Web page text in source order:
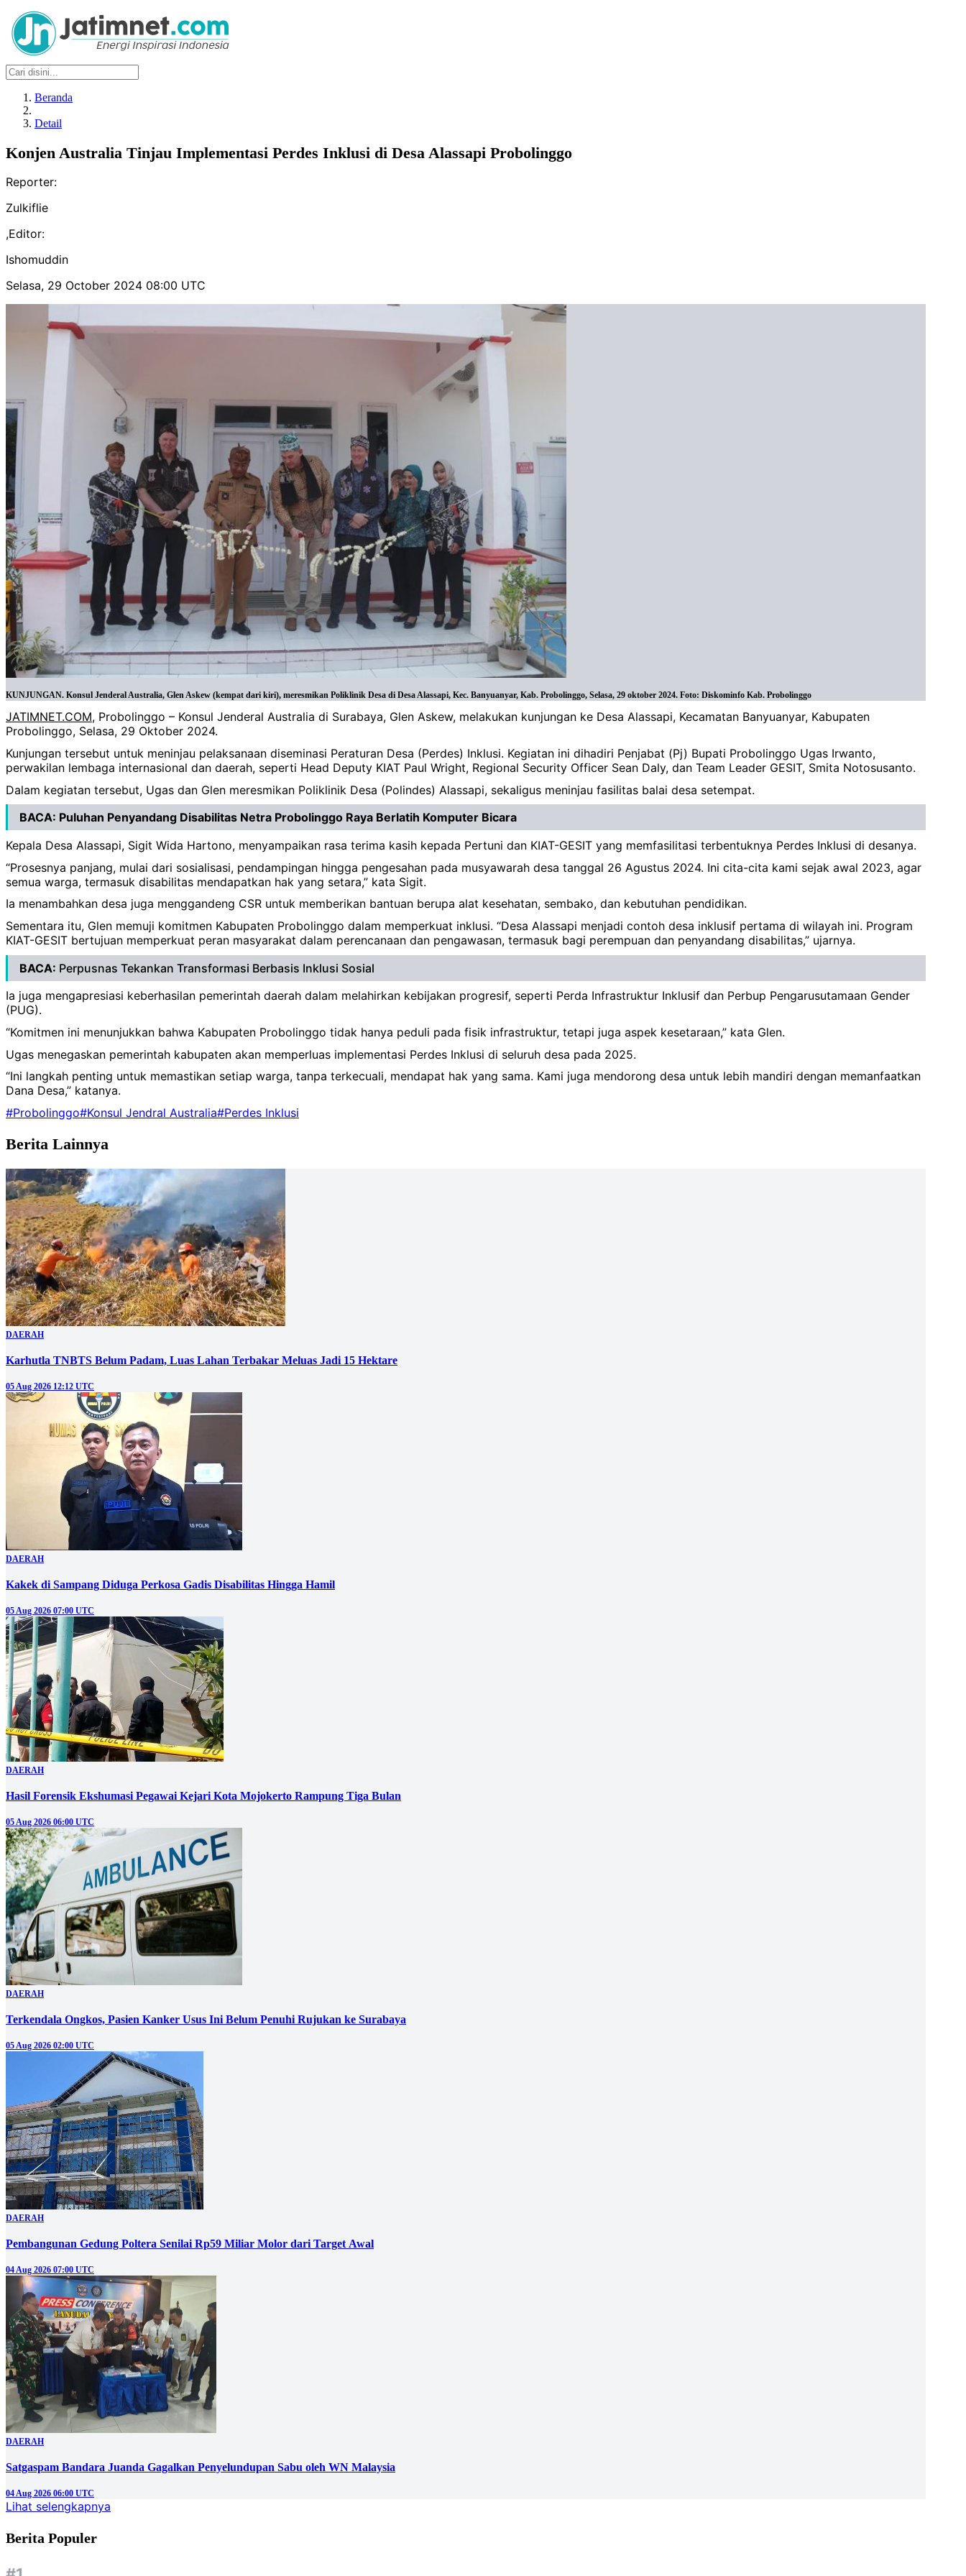
Beranda
Detail
Konjen Australia Tinjau Implementasi Perdes Inklusi di Desa Alassapi Probolinggo
Reporter:
Zulkiflie
,Editor:
Ishomuddin
Selasa, 29 October 2024 08:00 UTC
KUNJUNGAN. Konsul Jenderal Australia, Glen Askew (kempat dari kiri), meresmikan Poliklinik Desa di Desa Alassapi, Kec. Banyuanyar, Kab. Probolinggo, Selasa, 29 oktober 2024. Foto: Diskominfo Kab. Probolinggo
JATIMNET.COM, Probolinggo – Konsul Jenderal Australia di Surabaya, Glen Askew, melakukan kunjungan ke Desa Alassapi, Kecamatan Banyuanyar, Kabupaten
Probolinggo, Selasa, 29 Oktober 2024.
Kunjungan tersebut untuk meninjau pelaksanaan diseminasi Peraturan Desa (Perdes) Inklusi. Kegiatan ini dihadiri Penjabat (Pj) Bupati Probolinggo Ugas Irwanto,
perwakilan lembaga internasional dan daerah, seperti Head Deputy KIAT Paul Wright, Regional Security Officer Sean Daly, dan Team Leader GESIT, Smita Notosusanto.
Dalam kegiatan tersebut, Ugas dan Glen meresmikan Poliklinik Desa (Polindes) Alassapi, sekaligus meninjau fasilitas balai desa setempat.
BACA: Puluhan Penyandang Disabilitas Netra Probolinggo Raya Berlatih Komputer Bicara
Kepala Desa Alassapi, Sigit Wida Hartono, menyampaikan rasa terima kasih kepada Pertuni dan KIAT-GESIT yang memfasilitasi terbentuknya Perdes Inklusi di desanya.
“Prosesnya panjang, mulai dari sosialisasi, pendampingan hingga pengesahan pada musyawarah desa tanggal 26 Agustus 2024. Ini cita-cita kami sejak awal 2023, agar
semua warga, termasuk disabilitas mendapatkan hak yang setara,” kata Sigit.
Ia menambahkan desa juga menggandeng CSR untuk memberikan bantuan berupa alat kesehatan, sembako, dan kebutuhan pendidikan.
Sementara itu, Glen memuji komitmen Kabupaten Probolinggo dalam memperkuat inklusi. “Desa Alassapi menjadi contoh desa inklusif pertama di wilayah ini. Program
KIAT-GESIT bertujuan memperkuat peran masyarakat dalam perencanaan dan pengawasan, termasuk bagi perempuan dan penyandang disabilitas,” ujarnya.
BACA: Perpusnas Tekankan Transformasi Berbasis Inklusi Sosial
Ia juga mengapresiasi keberhasilan pemerintah daerah dalam melahirkan kebijakan progresif, seperti Perda Infrastruktur Inklusif dan Perbup Pengarusutamaan Gender
(PUG).
“Komitmen ini menunjukkan bahwa Kabupaten Probolinggo tidak hanya peduli pada fisik infrastruktur, tetapi juga aspek kesetaraan,” kata Glen.
Ugas menegaskan pemerintah kabupaten akan memperluas implementasi Perdes Inklusi di seluruh desa pada 2025.
“Ini langkah penting untuk memastikan setiap warga, tanpa terkecuali, mendapat hak yang sama. Kami juga mendorong desa untuk lebih mandiri dengan memanfaatkan
Dana Desa,” katanya.
#Probolinggo#Konsul Jendral Australia#Perdes Inklusi
Berita Lainnya
DAERAH
Karhutla TNBTS Belum Padam, Luas Lahan Terbakar Meluas Jadi 15 Hektare
05 Aug 2026 12:12 UTC
DAERAH
Kakek di Sampang Diduga Perkosa Gadis Disabilitas Hingga Hamil
05 Aug 2026 07:00 UTC
DAERAH
Hasil Forensik Ekshumasi Pegawai Kejari Kota Mojokerto Rampung Tiga Bulan
05 Aug 2026 06:00 UTC
DAERAH
Terkendala Ongkos, Pasien Kanker Usus Ini Belum Penuhi Rujukan ke Surabaya
05 Aug 2026 02:00 UTC
DAERAH
Pembangunan Gedung Poltera Senilai Rp59 Miliar Molor dari Target Awal
04 Aug 2026 07:00 UTC
DAERAH
Satgaspam Bandara Juanda Gagalkan Penyelundupan Sabu oleh WN Malaysia
04 Aug 2026 06:00 UTC
Lihat selengkapnya
Berita Populer